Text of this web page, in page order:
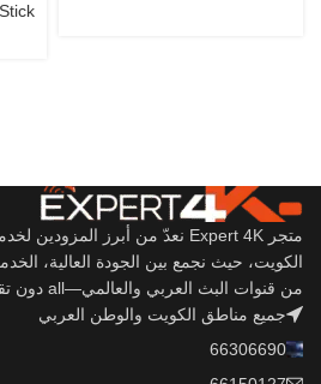
Stick
متجر Expert 4K نعدّ من أبرز المزودين لخدمات اشتراك
الكويت، حيث نجمع بين الجودة العالية،
من قنوات البث العربي والعالمي—all دون تقطيع.
جميع مناطق الكويت والوطن العربي
66306690